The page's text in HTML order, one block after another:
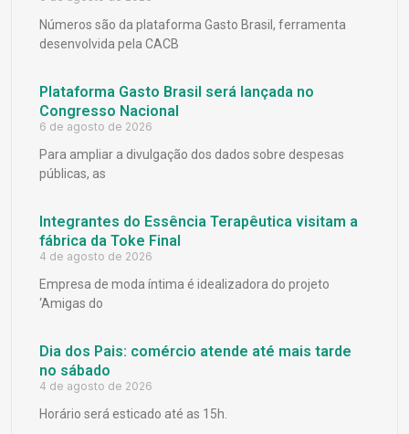
Números são da plataforma Gasto Brasil, ferramenta
desenvolvida pela CACB
Plataforma Gasto Brasil será lançada no
Congresso Nacional
6 de agosto de 2026
Para ampliar a divulgação dos dados sobre despesas
públicas, as
Integrantes do Essência Terapêutica visitam a
fábrica da Toke Final
4 de agosto de 2026
Empresa de moda íntima é idealizadora do projeto
‘Amigas do
Dia dos Pais: comércio atende até mais tarde
no sábado
4 de agosto de 2026
Horário será esticado até as 15h.